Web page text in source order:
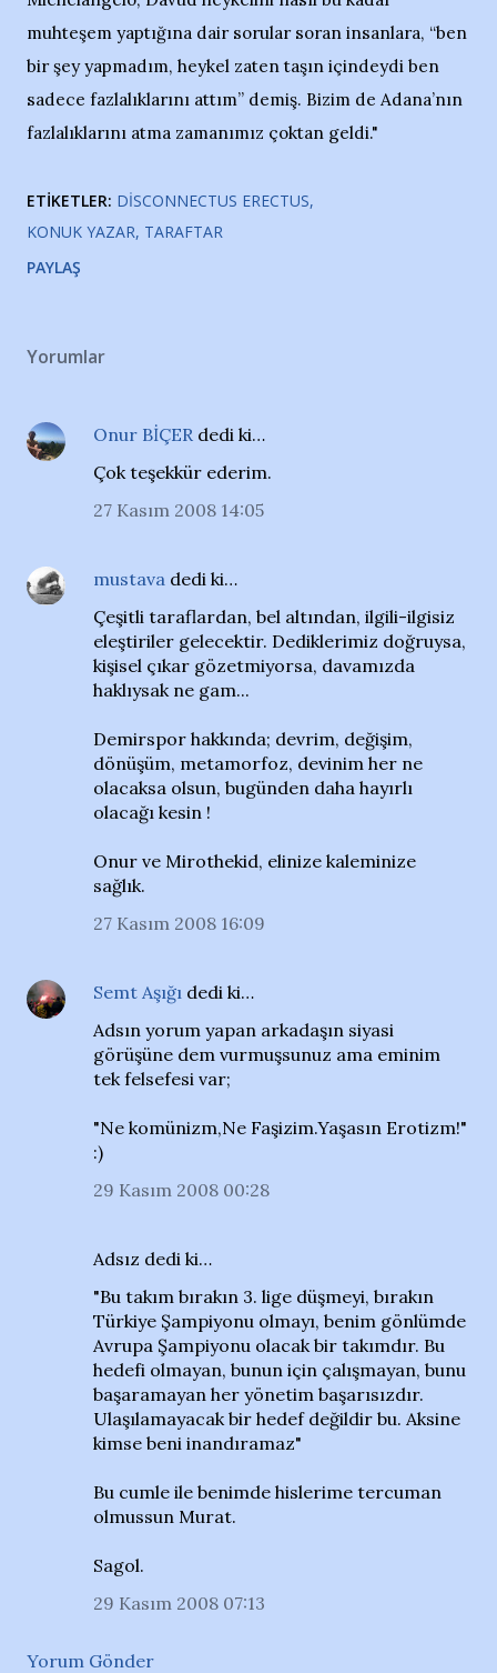
muhteşem yaptığına dair sorular soran insanlara, “ben
bir şey yapmadım, heykel zaten taşın içindeydi ben
sadece fazlalıklarını attım” demiş. Bizim de Adana’nın
fazlalıklarını atma zamanımız çoktan geldi."
ETIKETLER: DISCONNECTUS ERECTUS
KONUK YAZAR TARAFTAR
PAYLAŞ
Yorumlar
Onur BİÇER dedi ki…
Çok teşekkür ederim.
27 Kasım 2008 14:05
mustava dedi ki…
Çeşitli taraflardan, bel altından, ilgili-ilgisiz
eleştiriler gelecektir. Dediklerimiz doğruysa,
kişisel çıkar gözetmiyorsa, davamızda
haklıysak ne gam...
Demirspor hakkında; devrim, değişim,
dönüşüm, metamorfoz, devinim her ne
olacaksa olsun, bugünden daha hayırlı
olacağı kesin !
Onur ve Mirothekid, elinize kaleminize
sağlık.
27 Kasım 2008 16:09
Semt Aşığı dedi ki…
Adsın yorum yapan arkadaşın siyasi
görüşüne dem vurmuşsunuz ama eminim
tek felsefesi var;
"Ne komünizm,Ne Faşizim.Yaşasın Erotizm!"
:)
29 Kasım 2008 00:28
Adsız dedi ki…
"Bu takım bırakın 3. lige düşmeyi, bırakın
Türkiye Şampiyonu olmayı, benim gönlümde
Avrupa Şampiyonu olacak bir takımdır. Bu
hedefi olmayan, bunun için çalışmayan, bunu
başaramayan her yönetim başarısızdır.
Ulaşılamayacak bir hedef değildir bu. Aksine
kimse beni inandıramaz"
Bu cumle ile benimde hislerime tercuman
olmussun Murat.
Sagol.
29 Kasım 2008 07:13
Yorum Gönder